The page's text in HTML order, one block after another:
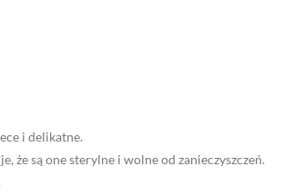
i delikatne.
że są one sterylne i wolne od zanieczyszczeń.